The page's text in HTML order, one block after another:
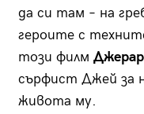
да си там – на
героите с
този филм
сърфист Джей за
живота му.